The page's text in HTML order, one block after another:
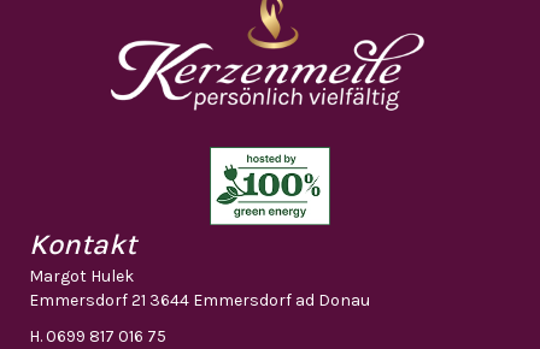
Kontakt
Margot Hulek
Emmersdorf 21 3644 Emmersdorf ad Donau
H.0699 817 016 75